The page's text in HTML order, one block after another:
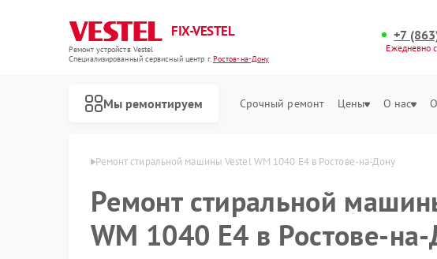
FIX-VESTEL
Ремонт устройств Vestel
Специализированный cервисный центр г.Ростов-на-Дону
+7
Ежедневно
Мы ремонтируем Срочный ремонт Цены О нас
Ремонт стиральной машины Vestel WM 1040 E4 в Ростове-на-Дону
Ремонт стиральной
WM 1040 E4 в Ростове-